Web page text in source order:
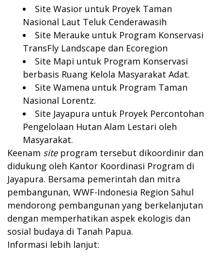
Site Wasior untuk Proyek Taman
Nasional Laut Teluk Cenderawasih
Site Merauke untuk Program Konservasi
TransFly Landscape dan Ecoregion
Site Mapi untuk Program Konservasi
berbasis Ruang Kelola Masyarakat Adat.
Site Wamena untuk Program Taman
Nasional Lorentz.
Site Jayapura untuk Proyek Percontohan
Pengelolaan Hutan Alam Lestari oleh
Masyarakat.
Keenam siteprogram tersebut dikoordinir dan
didukung oleh Kantor Koordinasi Program di
Jayapura. Bersama pemerintah dan mitra
pembangunan, WWF-Indonesia Region Sahul
mendorong pembangunan yang berkelanjutan
dengan memperhatikan aspek ekologis dan
sosial budaya di Tanah Papua.
Informasi lebih lanjut: